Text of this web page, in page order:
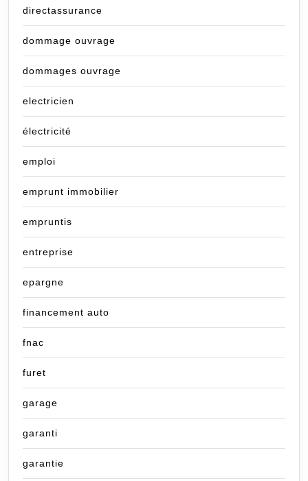
directassurance
dommage ouvrage
dommages ouvrage
electricien
électricité
emploi
emprunt immobilier
empruntis
entreprise
epargne
financement auto
fnac
furet
garage
garanti
garantie